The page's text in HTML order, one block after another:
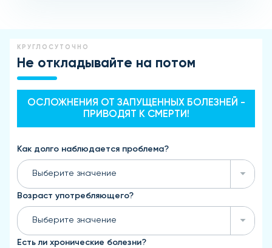
КРУГЛОСУТОЧНО
Не откладывайте на потом
ОСЛОЖНЕНИЯ ОТ ЗАПУЩЕННЫХ БОЛЕЗНЕЙ -
ПРИВОДЯТ К СМЕРТИ!
Как долго наблюдается проблема?
Выберите значение
Возраст употребляющего?
Выберите значение
Есть ли хронические болезни?